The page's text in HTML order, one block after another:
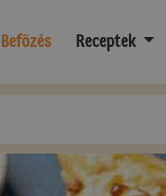
Befőzés Receptek